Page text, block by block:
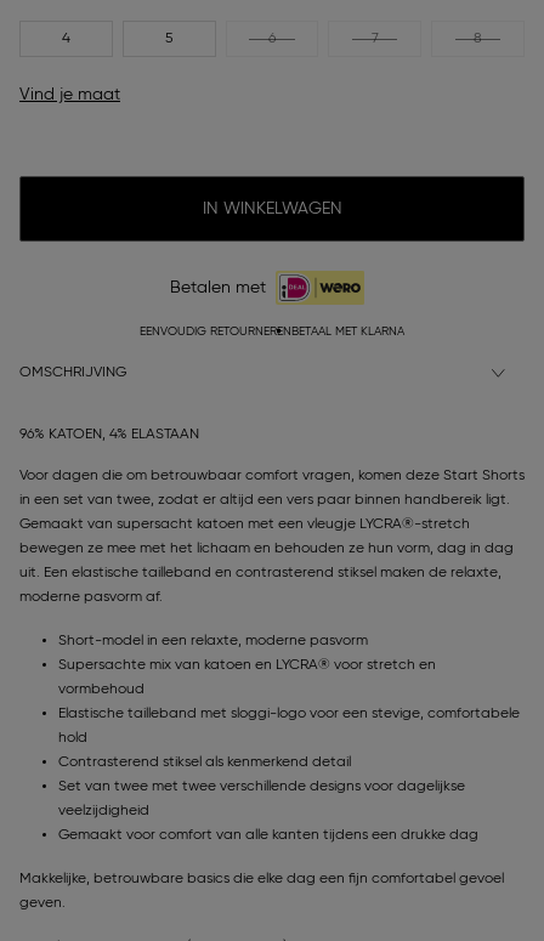
4 5 6 7 8
Vind je maat
IN WINKELWAGEN
Betalen met
EENVOUDIG RETOURNEREN BETAAL MET KLARNA
OMSCHRIJVING
96% KATOEN, 4% ELASTAAN
Voor dagen die om betrouwbaar comfort vragen, komen deze Start Shorts
in een set van twee, zodat er altijd een vers paar binnen handbereik ligt.
Gemaakt van supersacht katoen met een vleugje LYCRA®-stretch
bewegen ze mee met het lichaam en behouden ze hun vorm, dag in dag
uit. Een elastische tailleband en contrasterend stiksel maken de relaxte,
moderne pasvorm af.
Short-model in een relaxte, moderne pasvorm
Supersachte mix van katoen en LYCRA® voor stretch en
vormbehoud
Elastische tailleband met sloggi-logo voor een stevige, comfortabele
hold
Contrasterend stiksel als kenmerkend detail
Set van twee met twee verschillende designs voor dagelijkse
veelzijdigheid
Gemaakt voor comfort van alle kanten tijdens een drukke dag
Makkelijke, betrouwbare basics die elke dag een fijn comfortabel gevoel
geven.